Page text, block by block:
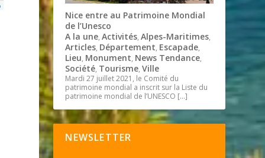
Nice entre au Patrimoine Mondial
de l’Unesco
A la une,Activités,Alpes-Maritimes,
Articles, Département, Escapade,
Lieu, Monument, News Tendance,
Société, Tourisme,Ville
Mardi 27 juillet 2021, le Comité du
patrimoine mondial a inscrit sur la Liste du
patrimoine mondial de l’UNESCO […]
NEWSLETTER